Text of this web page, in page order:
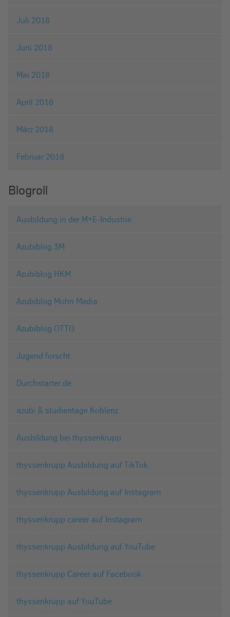
Juli 2018
Juni 2018
Mai 2018
April 2018
März 2018
Februar 2018
Blogroll
Ausbildung in der M+E-Industrie
Azubiblog 3M
Azubiblog HKM
Azubiblog Mohn Media
Azubiblog OTTO
Jugend forscht
Durchstarter.de
azubi & studientage Koblenz
Ausbildung bei thyssenkrupp
thyssenkrupp Ausbildung auf TikTok
thyssenkrupp Ausbildung auf Instagram
thyssenkrupp career auf Instagram
thyssenkrupp Ausbildung auf YouTube
thyssenkrupp Career auf Facebook
thyssenkrupp auf YouTube